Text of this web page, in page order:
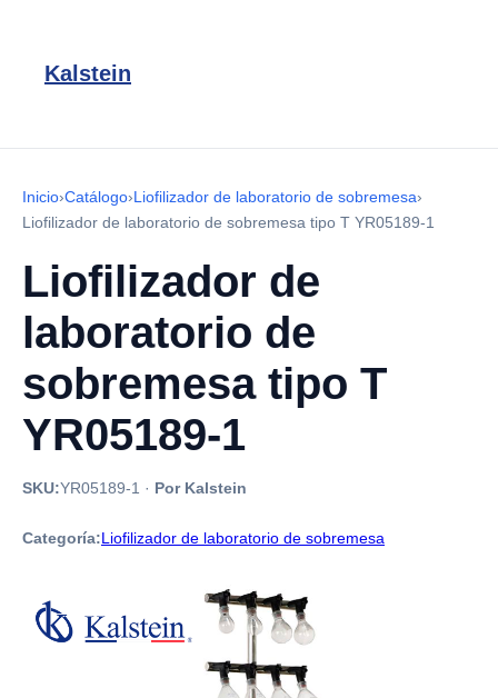
Kalstein
Inicio›Catálogo›Liofilizador de laboratorio de sobremesa›
Liofilizador de laboratorio de sobremesa tipo T YR05189-1
Liofilizador de
laboratorio de
sobremesa tipo T
YR05189-1
SKU:YR05189-1 · Por Kalstein
Categoría:Liofilizador de laboratorio de sobremesa